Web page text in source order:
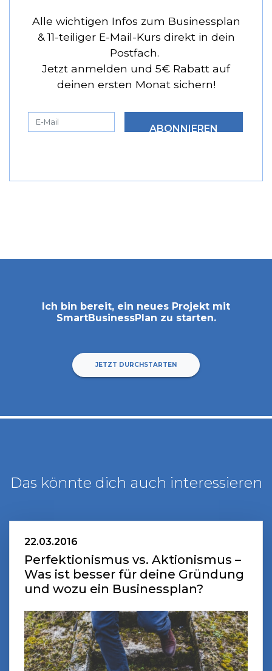
Alle wichtigen Infos zum Businessplan
& 11-teiliger E-Mail-Kurs direkt in dein
Postfach.
Jetzt anmelden und 5€ Rabatt auf
deinen ersten Monat sichern!
ABONNIEREN
Ich bin bereit, ein neues Projekt mit
SmartBusinessPlan zu starten.
JETZT DURCHSTARTEN
Das könnte dich auch interessieren
22.03.2016
Perfektionismus vs. Aktionismus –
Was ist besser für deine Gründung
und wozu ein Businessplan?